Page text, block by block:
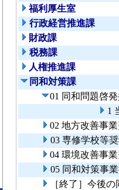
福利厚生室
行政経営推進課
財政課
税務課
人権推進課
同和対策課
01 同和問題啓
1
02 地方改善事
03 専修学校等
04 環境改善事
05 同和対策事
［終了］今後